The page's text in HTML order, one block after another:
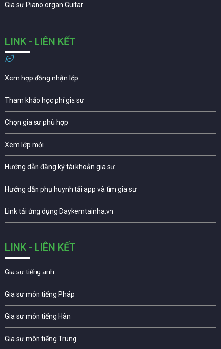
Gia sư Piano organ Guitar
LINK - LIÊN KẾT
Xem hợp đồng nhận lớp
Tham khảo học phí gia sư
Chọn gia sư phù hợp
Xem lớp mới
Hướng dẫn đăng ký tài khoản gia sư
Hướng dẫn phụ huynh tải app và tìm gia sư
Link tải ứng dụng Daykemtainha.vn
LINK - LIÊN KẾT
Gia sư tiếng anh
Gia sư môn tiếng Pháp
Gia sư môn tiếng Hàn
Gia sư môn tiếng Trung